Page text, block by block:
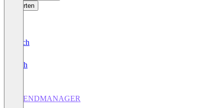
Bewerten
Deutsch
English
TRENDMANAGER